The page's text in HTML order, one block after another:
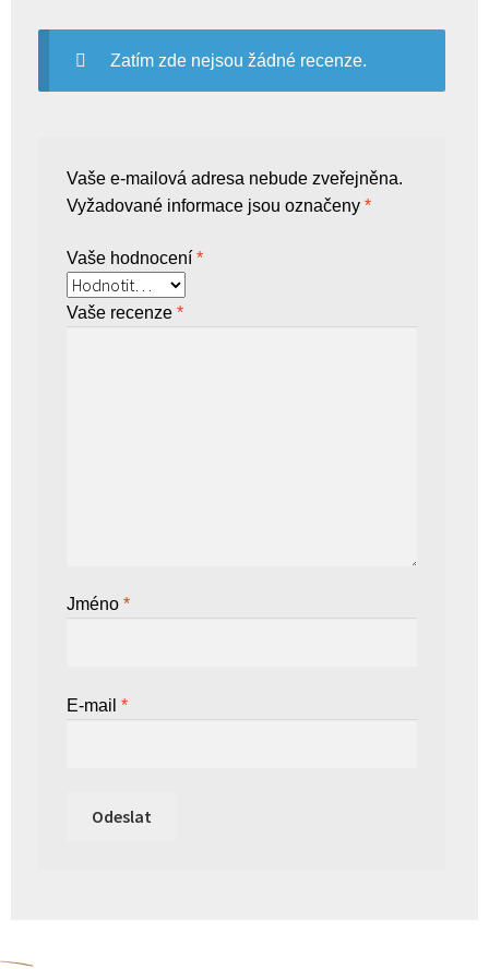
Zatím zde nejsou žádné recenze.
Vaše e-mailová adresa nebude zveřejněna.
Vyžadované informace jsou označeny *
Vaše hodnocení *
Vaše recenze *
Jméno *
E-mail *